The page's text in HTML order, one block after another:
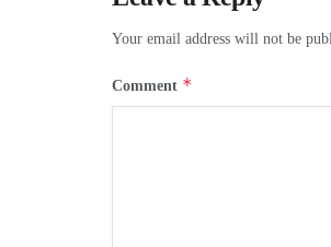
Your email address will not be
Comment *